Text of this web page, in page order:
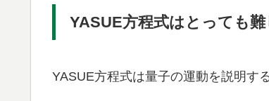
YASUE方程式はとっても
YASUE方程式は量子の運動を説明す